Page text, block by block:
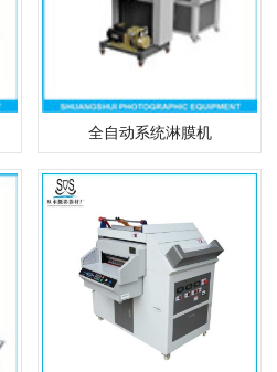
全自动系统淋膜机